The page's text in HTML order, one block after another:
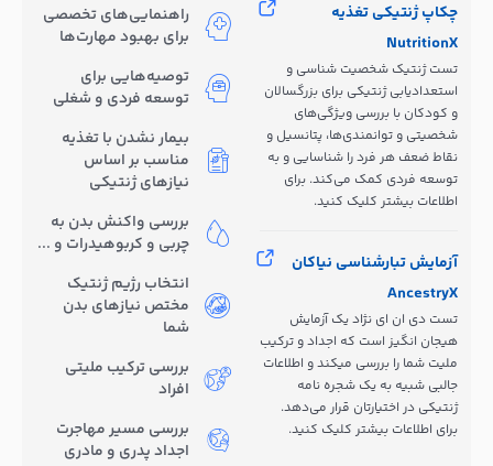
راهنمایی‌های تخصصی
برای بهبود مهارت‌ها
توصیه‌هایی برای
توسعه فردی و شغلی
بیمار نشدن با تغذیه
مناسب بر اساس
نیازهای ژنتیکی
بررسی واکنش بدن به
چربی و کربوهیدرات و ...
انتخاب رژیم ژنتیک
مختص نیازهای بدن
شما
بررسی ترکیب ملیتی
افراد
بررسی مسیر مهاجرت
اجداد پدری و مادری
چکاپ ژنتیکی تغذیه
NutritionX
تست ژنتیک شخصیت شناسی و
استعدادیابی ژنتیکی برای بزرگسالان
و کودکان با بررسی ویژگی‌های
شخصیتی و توانمندی‌ها، پتانسیل و
نقاط ضعف هر فرد را شناسایی و به
توسعه فردی کمک می‌کند. برای
اطلاعات بیشتر کلیک کنید.
آزمایش تبارشناسی نیاکان
AncestryX
تست دی ان ای نژاد یک آزمایش
هیجان انگیز است که اجداد و ترکیب
ملیت شما را بررسی میکند و اطلاعات
جالبی شبیه به یک شجره نامه
ژنتیکی در اختیارتان قرار می‌دهد.
برای اطلاعات بیشتر کلیک کنید.